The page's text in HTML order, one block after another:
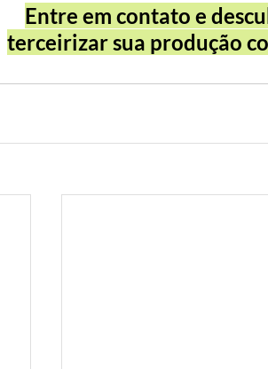
Entre em contato e
terceirizar sua produção